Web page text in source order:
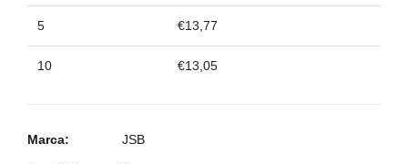
5 €13,77
10 €13,05
Marca: JSB